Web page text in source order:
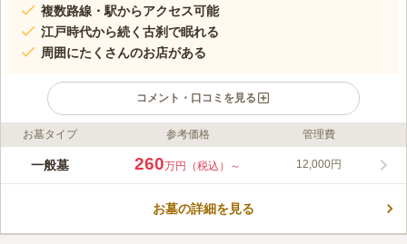
複数路線・駅からアクセス可能
江戸時代から続く古刹で眠れる
周囲にたくさんのお店がある
コメント・口コミを見る
ライフドット編集部のコメント
花岳院は増上寺の坊中四十八寺院のうち、「七大庭園」とも呼ば
の格の高さがうかがえます。港区芝という都心の一等地にあるた
お墓タイプ 参考価格 管理費
一般墓 260万円（税込）～ 12,000円
お墓の詳細を見る